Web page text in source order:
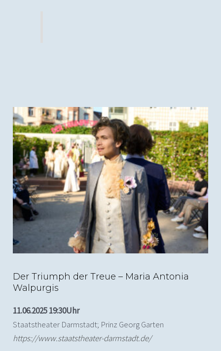
(c) Nils Heck; Der Triumph der Treue, Staatstheater
Darmstadt
Der Triumph der Treue – Maria Antonia
Walpurgis
11.06.2025 19:30Uhr
Staatstheater Darmstadt; Prinz Georg Garten
https://www.staatstheater-darmstadt.de/